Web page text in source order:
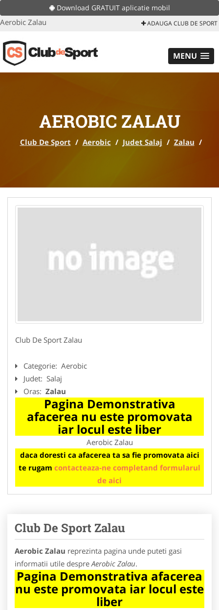
Download GRATUIT aplicatie mobil
Aerobic Zalau ADAUGA CLUB DE SPORT
MENU
AEROBIC ZALAU
Club De Sport / Aerobic / Judet Salaj / Zalau /
Club De Sport Zalau
Categorie: Aerobic
Judet: Salaj
Oras: Zalau
Pagina Demonstrativa
afacerea nu este promovata
iar locul este liber
Aerobic Zalau
daca doresti ca afacerea ta sa fie promovata aici
te rugam contacteaza-ne completand formularul
de aici
Club De Sport Zalau
Aerobic Zalau reprezinta pagina unde puteti gasi
informatii utile despre Aerobic Zalau.
Pagina Demonstrativa afacerea
nu este promovata iar locul este
liber